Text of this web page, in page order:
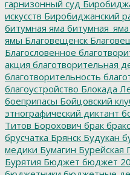
гарнизонный суд
искусств Биробиджанский
битумная яма битумная_яма
ямы Благовещенск
Благословенное
акция благотворительная
благотворительность
благоустройство Блокада
боеприпасы Бойцовский
этнографический диктант
Титов Борохович брак
брусчатка Брянск Будукан
медики Бумагин Бурейская
Бурятия Бюджет бюджет